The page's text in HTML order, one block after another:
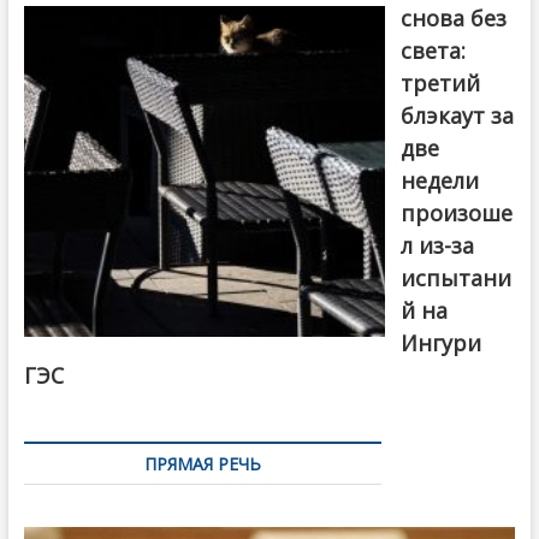
снова без
света:
третий
блэкаут за
две
недели
произоше
л из-за
испытани
й на
Ингури
ГЭС
ПРЯМАЯ РЕЧЬ